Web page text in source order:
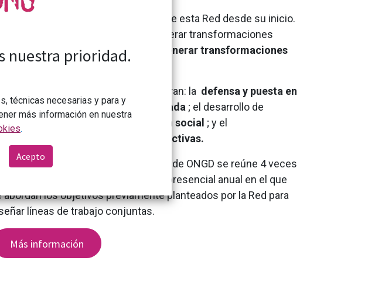
es un miembro activo de esta Red desde su inicio.
forma coordinada trabajan para generar transformaciones
y globales. Su trabajo busca
generar transformaciones
y globales reales.
sus líneas de acción se encuentran: la defensa y puesta en
de la cooperación descentralizada ; el desarrollo de
y acciones de
movilización social ; y el
de las prácticas colectivas.
Red de Coordinadoras Autonómicas de ONGD se reúne 4 veces
año y, además, realiza un encuentro presencial anual en el que
abordan los objetivos previamente planteados por la Red para
líneas de trabajo conjuntas.
Más información
nuestra prioridad.
técnicas necesarias y para y
más información en nuestra
.
Acepto